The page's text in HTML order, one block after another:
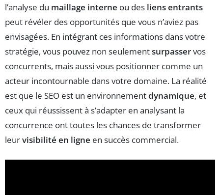
l’analyse du maillage interne ou des liens entrants
peut révéler des opportunités que vous n’aviez pas
envisagées. En intégrant ces informations dans votre
stratégie, vous pouvez non seulementsurpasservos
concurrents, mais aussi vous positionner comme un
acteur incontournable dans votre domaine. La réalité
est que le SEO est un environnementdynamique, et
ceux qui réussissent à s’adapter en analysant la
concurrence ont toutes les chances de transformer
leurvisibilité en ligne en succès commercial.